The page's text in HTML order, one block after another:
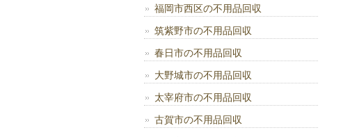
福岡市西区の不用品回収
筑紫野市の不用品回収
春日市の不用品回収
大野城市の不用品回収
太宰府市の不用品回収
古賀市の不用品回収